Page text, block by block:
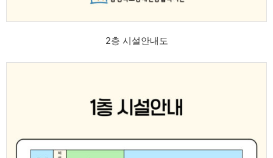
2층 시설안내도